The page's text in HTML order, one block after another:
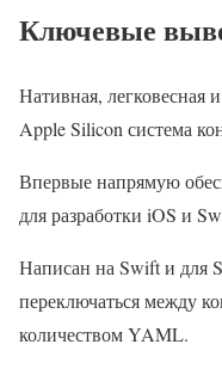
Ключевые
Нативная, легковесная
Apple Silicon система
Впервые напрямую
для разработки iOS и
Написан на Swift и
переключаться между
количеством YAML.